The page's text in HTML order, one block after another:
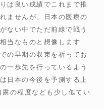
は良い成績でこれまで推
ませんが、日本の医療の
ない中でただ前線で戦う
当なものと想像します
の早期の収束を祈ってお
一歩先を行っているよう
日本の今後を予測する上
の程度なども少し似てい